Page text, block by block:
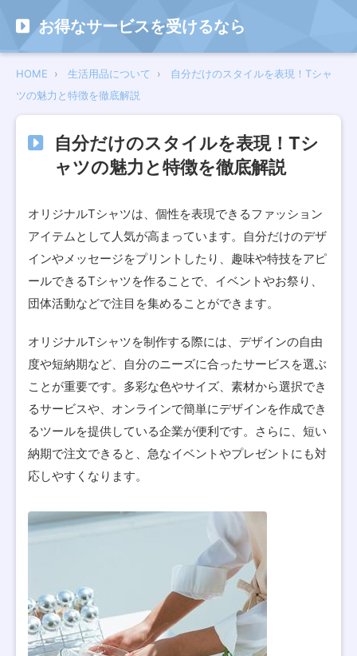
お得なサービスを受けるなら
HOME 生活用品について
自分だけのスタイルを表現！Tシャ
ツの魅力と特徴を徹底解説
自分だけのスタイルを表現！Tシ
ャツの魅力と特徴を徹底解説
オリジナルTシャツは、個性を表現できるファッション
アイテムとして人気が高まっています。自分だけのデザ
インやメッセージをプリントしたり、趣味や特技をアピ
ールできるTシャツを作ることで、イベントやお祭り、
団体活動などで注目を集めることができます。
オリジナルTシャツを制作する際には、デザインの自由
度や短納期など、自分のニーズに合ったサービスを選ぶ
ことが重要です。多彩な色やサイズ、素材から選択でき
るサービスや、オンラインで簡単にデザインを作成でき
るツールを提供している企業が便利です。さらに、短い
納期で注文できると、急なイベントやプレゼントにも対
応しやすくなります。